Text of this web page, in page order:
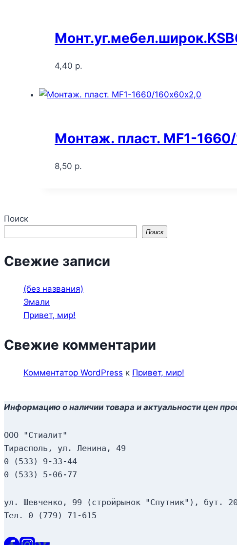
4,40 р.
Монтаж. пласт. MF1-
8,50 р.
Поиск
Поиск
Свежие записи
(без названия)
Эмали
Привет, мир!
Свежие комментарии
Комментатор WordPress к Привет, мир!
Информацию о наличии товара и актуальности цен
ООО "Стиалит"
Тирасполь, ул. Ленина, 49
0 (533) 9-33-44
0 (533) 5-06-77
ул. Шевченко, 99 (стройрынок "Спутник"), бут.
Тел. 0 (779) 71-615